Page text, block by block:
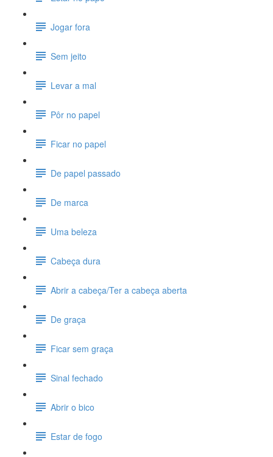
Jogar fora
Sem jeito
Levar a mal
Pôr no papel
Ficar no papel
De papel passado
De marca
Uma beleza
Cabeça dura
Abrir a cabeça/Ter a cabeça aberta
De graça
Ficar sem graça
Sinal fechado
Abrir o bico
Estar de fogo